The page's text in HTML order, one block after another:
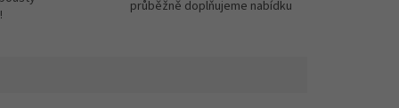
průběžně doplňujeme nabídku